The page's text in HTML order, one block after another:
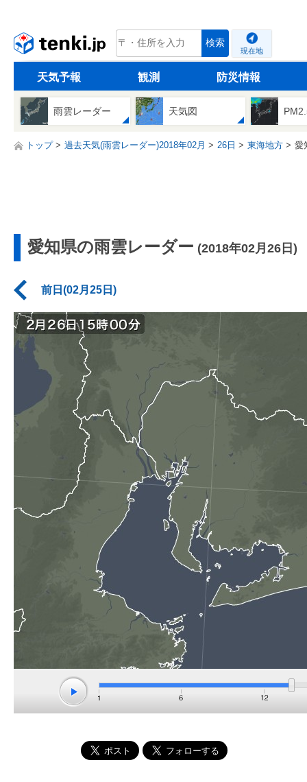
tenki.jp 検索
現在地
天気予報 観測 防災情報
雨雲レーダー 天気図
トップ 過去天気(雨雲レーダー)2018年02月 26日 東海地方 愛
愛知県の雨雲レーダー (2018年02月26日)
前日(02月25日)